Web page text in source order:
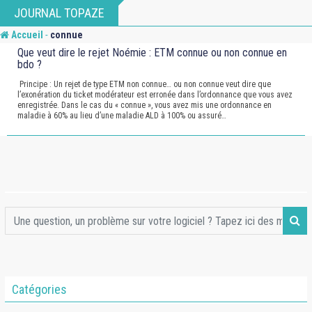
to
content
JOURNAL TOPAZE
Accueil - connue
Que veut dire le rejet Noémie : ETM connue ou non connue en
bdo ?
Principe : Un rejet de type ETM non connue… ou non connue veut dire que
l’exonération du ticket modérateur est erronée dans l’ordonnance que vous avez
enregistrée. Dans le cas du « connue », vous avez mis une ordonnance en
maladie à 60% au lieu d’une maladie ALD à 100% ou assuré…
Catégories